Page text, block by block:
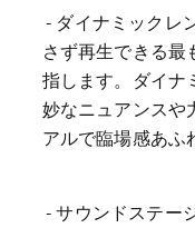
- ダイナミックレ
さず再生できる
指します。ダイナ
妙なニュアンスや
アルで臨場感あふ
- サウンドステー